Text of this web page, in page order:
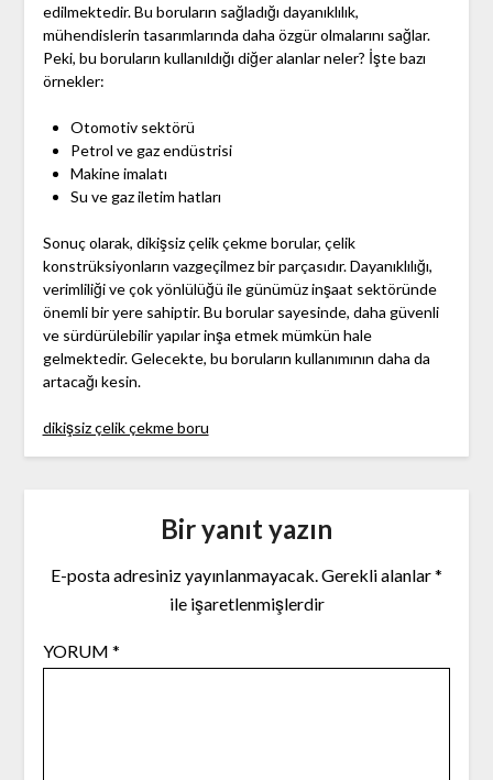
edilmektedir. Bu boruların sağladığı dayanıklılık,
mühendislerin tasarımlarında daha özgür olmalarını sağlar.
Peki, bu boruların kullanıldığı diğer alanlar neler? İşte bazı
örnekler:
Otomotiv sektörü
Petrol ve gaz endüstrisi
Makine imalatı
Su ve gaz iletim hatları
Sonuç olarak, dikişsiz çelik çekme borular, çelik
konstrüksiyonların vazgeçilmez bir parçasıdır. Dayanıklılığı,
verimliliği ve çok yönlülüğü ile günümüz inşaat sektöründe
önemli bir yere sahiptir. Bu borular sayesinde, daha güvenli
ve sürdürülebilir yapılar inşa etmek mümkün hale
gelmektedir. Gelecekte, bu boruların kullanımının daha da
artacağı kesin.
dikişsiz çelik çekme boru
Bir yanıt yazın
E-posta adresiniz yayınlanmayacak.Gerekli alanlar*
ile işaretlenmişlerdir
YORUM *